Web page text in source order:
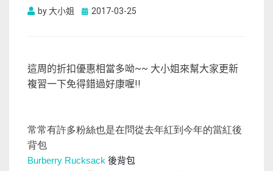
by大小姐
Posted
2017-03-25
這周的折扣優惠相當多呦~~ 大小姐來幫大家更新
複習一下免得錯過好康喔!!
常常有許多粉絲也是在問從去年紅到今年的當紅後
背包
Burberry Rucksack 後背包